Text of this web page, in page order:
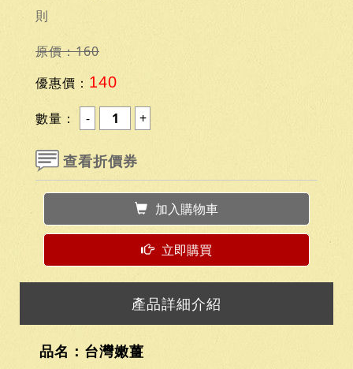
則
原價：160
優惠價： 140
數量：
查看折價券
加入購物車
立即購買
產品詳細介紹
品名：台灣嫩薑